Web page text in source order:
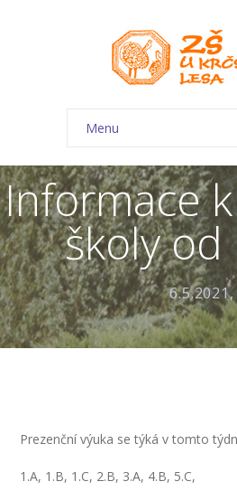
Menu
O škole
-- Charakteristika školy
-- Plán školního roku
-- Dokumenty
-- Kontakty
-- Inspekční zpráva
Pedagogický sbor
Informace
školy od
6.5.2021,
Prezenční výuka se týká v tomto
1.A, 1.B, 1.C, 2.B, 3.A, 4.B, 5.C,